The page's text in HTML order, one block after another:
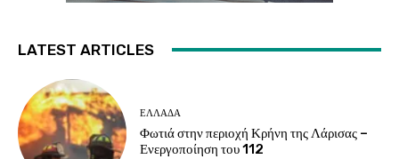
LATEST ARTICLES
ΕΛΛΑΔΑ
Φωτιά στην περιοχή Κρήνη της Λάρισας –
Ενεργοποίηση του 112